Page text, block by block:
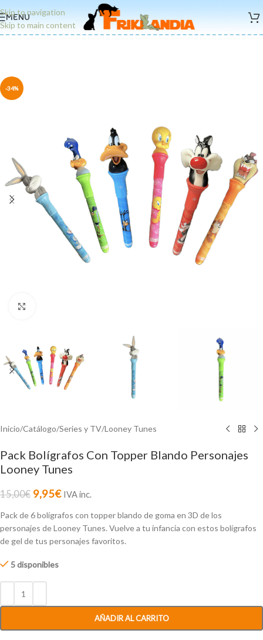
Skip to navigation
Skip to main content
MENU
-34%
Inicio/Catálogo/Series y TV/Looney Tunes
Pack Bolígrafos Con Topper Blando Personajes
Looney Tunes
15,00€ 9,95€ IVA inc.
Pack de 6 bolígrafos con topper blando de goma en 3D de los
personajes de Looney Tunes. Vuelve a tu infancia con estos bolígrafos
de gel de tus personajes favoritos.
5 disponibles
AÑADIR AL CARRITO